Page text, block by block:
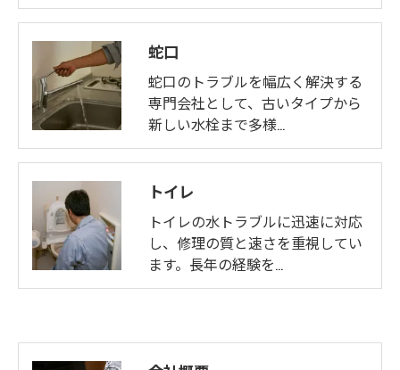
蛇口
蛇口のトラブルを幅広く解決する
専門会社として、古いタイプから
新しい水栓まで多様…
トイレ
トイレの水トラブルに迅速に対応
し、修理の質と速さを重視してい
ます。長年の経験を…